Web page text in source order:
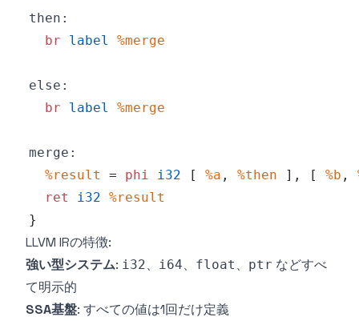
then:
br
label %merge
else:
br
label %merge
merge:
%result
= phi i32 [ %a , %then ] , [ %b ,
ret
i32 %result
}
LLVM IRの特徴:
強い型システム: i32、 i64、 float 、 ptr などすべ
て明示的
SSA基盤: すべての値は1回だけ定義